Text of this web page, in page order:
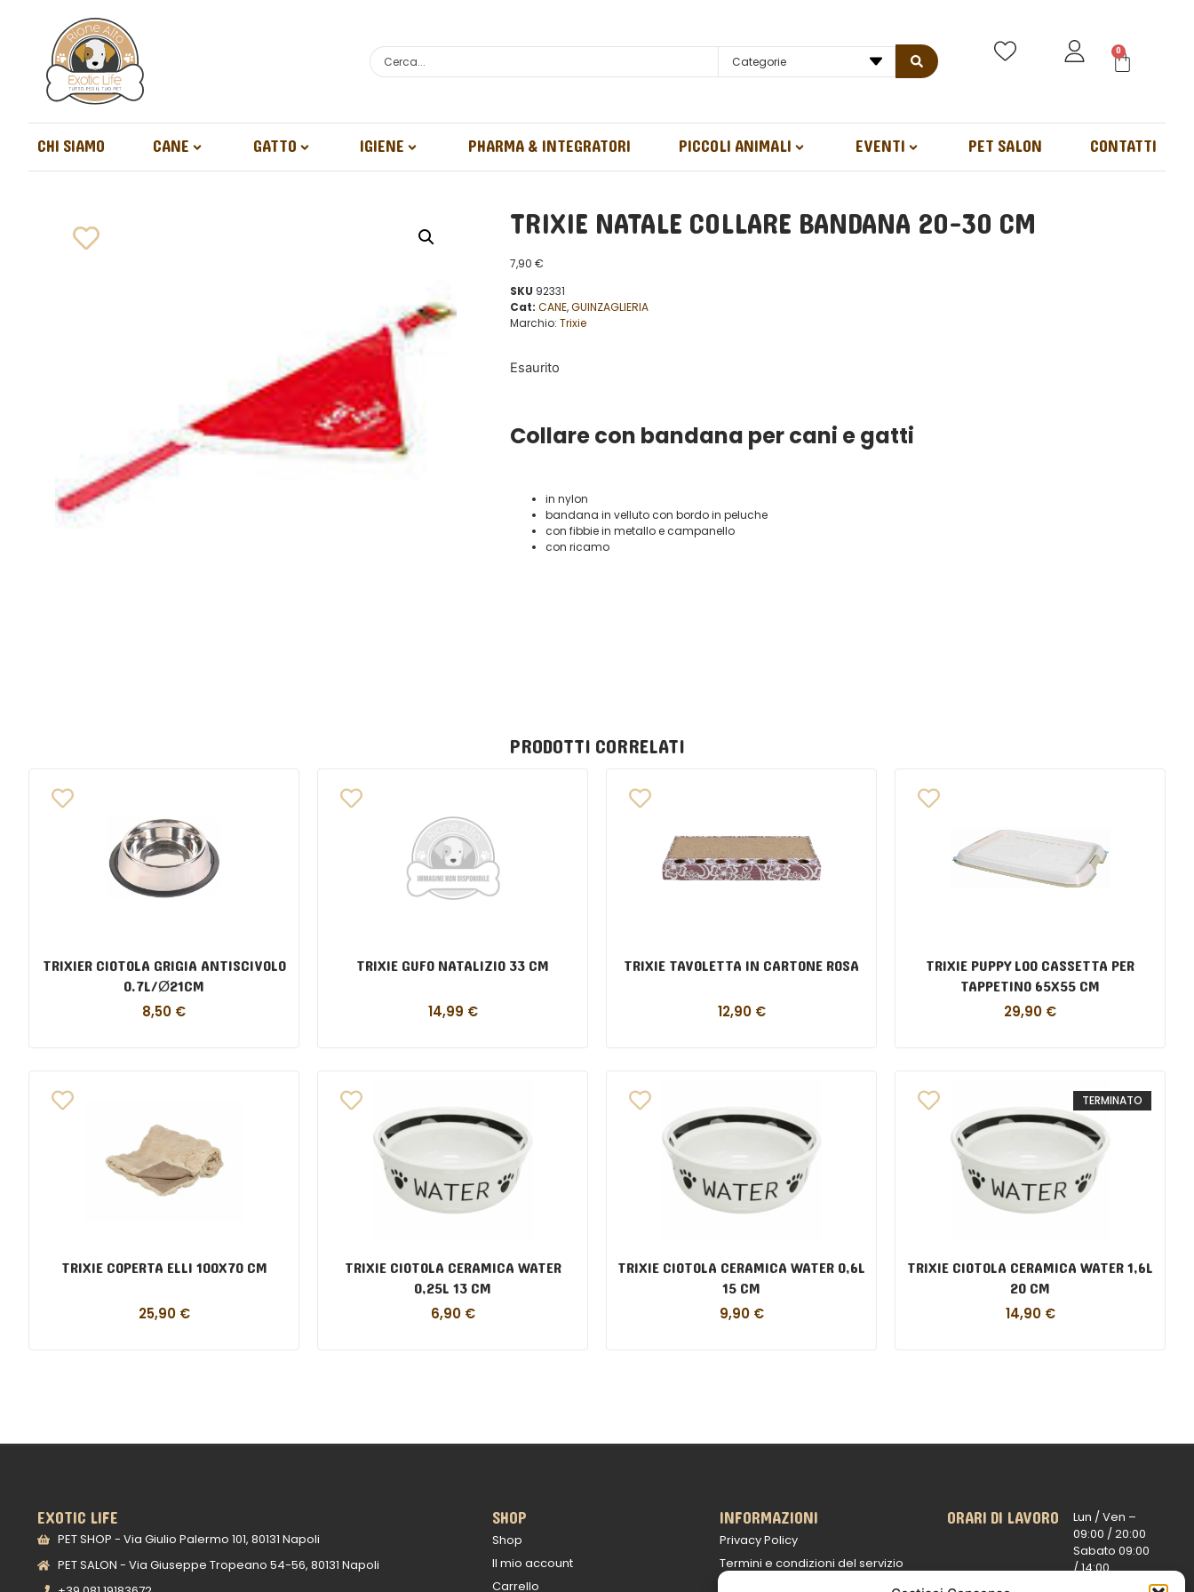
Categorie
0
CHI SIAMO CANE GATTO IGIENE PHARMA & INTEGRATORI PICCOLI ANIMALI EVENTI PET SALON CONTATTI
TRIXIE NATALE COLLARE BANDANA 20-30 CM
7,90 €
SKU 92331
Cat: CANE,GUINZAGLIERIA
Marchio: Trixie
Esaurito
Collare con bandana per cani e gatti
in nylon
bandana in velluto con bordo in peluche
con fibbie in metallo e campanello
con ricamo
PRODOTTI CORRELATI
TRIXIER CIOTOLA GRIGIA ANTISCIVOLO
0.7L/Ø21CM
8,50 €
TRIXIE GUFO NATALIZIO 33 CM
14,99 €
TRIXIE TAVOLETTA IN CARTONE ROSA
12,90 €
TRIXIE PUPPY LOO CASSETTA PER
TAPPETINO 65X55 CM
29,90 €
TRIXIE COPERTA ELLI 100X70 CM
25,90 €
TRIXIE CIOTOLA CERAMICA WATER
0,25L 13 CM
6,90 €
TRIXIE CIOTOLA CERAMICA WATER 0,6L
15 CM
9,90 €
TERMINATO
TRIXIE CIOTOLA CERAMICA WATER 1,6L
20 CM
14,90 €
EXOTIC LIFE
PET SHOP - Via Giulio Palermo 101, 80131 Napoli
PET SALON - Via Giuseppe Tropeano 54-56, 80131 Napoli
SHOP
Shop
Il mio account
Carrello
INFORMAZIONI
Privacy Policy
Termini e condizioni del servizio
ORARI DI LAVORO
Lun / Ven –
09:00 /20:00
Sabato 09:00
/14:00